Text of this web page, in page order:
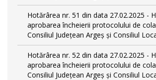
Hotărârea nr. 51 din data 27.02.2025 -
aprobarea încheierii protocolului de
Consiliul Județean Argeș și Consiliul
Hotărârea nr. 52 din data 27.02.2025 -
aprobarea încheierii protocolului de
Consiliul Județean Argeș și Consiliul